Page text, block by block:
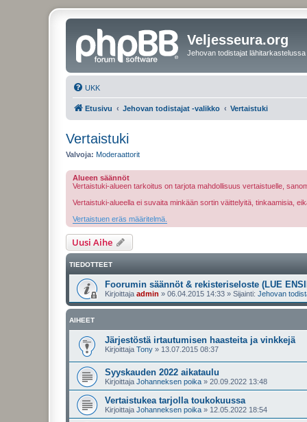
Veljesseura.org
Jehovan todistajat lähitarkastelussa
UKK
Etusivu Jehovan todistajat -valikko Vertaistuki
Vertaistuki
Valvoja: Moderaattorit
Alueen säännöt
Vertaistuki-alueen tarkoitus on tarjota mahdollisuus vertaistuelle,
Vertaistuki-alueella ei suvaita minkään sortin väittelyitä, tinkaamisia,
Vertaistuen eräs määritelmä.
Uusi Aihe
TIEDOTTEET
Foorumin säännöt & rekisteriseloste (LUE
Kirjoittaja admin » 06.04.2015 14:33 » Sijainti: Jehovan
AIHEET
Järjestöstä irtautumisen haasteita ja vinkkejä
Kirjoittaja Tony » 13.07.2015 08:37
Syyskauden 2022 aikataulu
Kirjoittaja Johanneksen poika » 20.09.2022 13:48
Vertaistukea tarjolla toukokuussa
Kirjoittaja Johanneksen poika » 12.05.2022 18:54